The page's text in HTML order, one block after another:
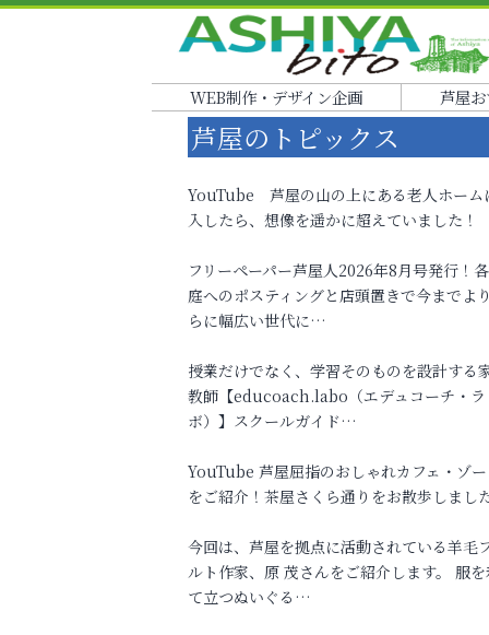
WEB制作・デザイン企画 芦屋
芦屋のトピックス
YouTube 芦屋の山の上にある老人ホーム
入したら、想像を遥かに超えていました！
フリーペーパー芦屋人2026年8月号発行！
庭へのポスティングと店頭置きで今までよ
らに幅広い世代に…
授業だけでなく、学習そのものを設計する
教師【educoach.labo（エデュコーチ・ラ
ボ）】スクールガイド…
YouTube 芦屋屈指のおしゃれカフェ・ゾ
をご紹介！茶屋さくら通りをお散歩しまし
今回は、芦屋を拠点に活動されている羊毛
ルト作家、原 茂さんをご紹介します。 服を
て立つぬいぐる…